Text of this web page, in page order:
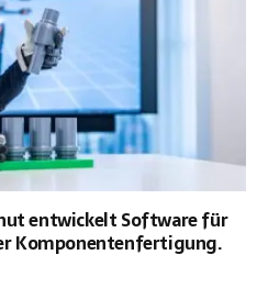
entwickelt Software für
Komponentenfertigung.